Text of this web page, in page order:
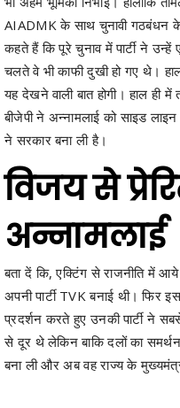
चलते वे भी काफी दुखी हो गए थे।
यह देखने वाली बात होगी। हाल ही
बीजेपी ने अन्नामलाई को साइड
ने सरकार बना ली है।
विजय से
अन्नामलाई
बता दें कि, एक्टिंग से राजनीति में
अपनी पार्टी TVK बनाई थी। फिर
प्रदर्शन करते हुए उनकी पार्टी ने
से दूर थे लेकिन बाकि दलों का
बना ली और अब वह राज्य के